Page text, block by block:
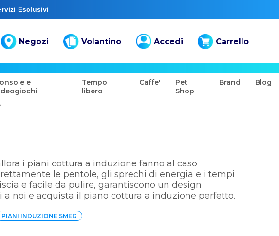
Esclusivi
Negozi Volantino Accedi Carrello
e
Tempo
libero
Caffe'
Pet
Shop
Brand Blog
i piani cottura a induzione fanno al caso
le pentole, gli sprechi di energia e i tempi
e facile da pulire, garantiscono un design
noi e acquista il piano cottura a induzione perfetto.
PIANI INDUZIONE SMEG